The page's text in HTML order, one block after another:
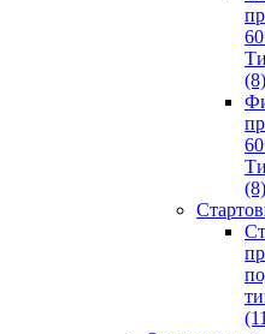
(8)
(8)